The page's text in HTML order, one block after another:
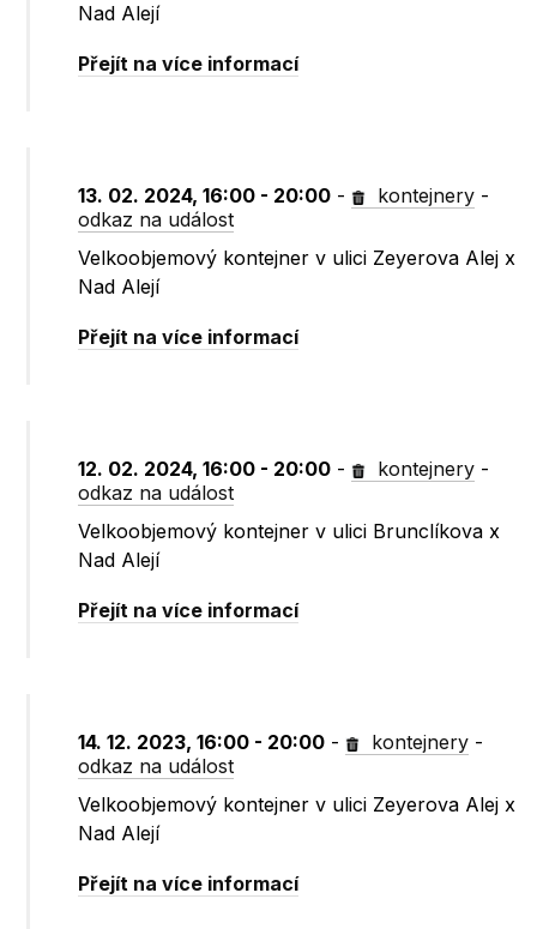
Nad Alejí
Přejít na více informací
13. 02. 2024, 16:00 - 20:00 - kontejnery -
odkaz na událost
Velkoobjemový kontejner v ulici Zeyerova Alej x
Nad Alejí
Přejít na více informací
12. 02. 2024, 16:00 - 20:00 - kontejnery -
odkaz na událost
Velkoobjemový kontejner v ulici Brunclíkova x
Nad Alejí
Přejít na více informací
14. 12. 2023, 16:00 - 20:00 - kontejnery -
odkaz na událost
Velkoobjemový kontejner v ulici Zeyerova Alej x
Nad Alejí
Přejít na více informací